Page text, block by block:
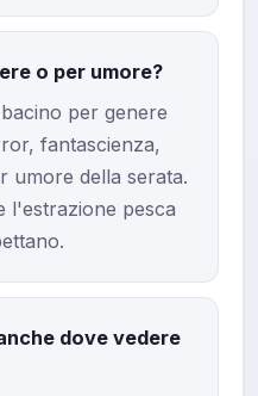
o per umore?
per genere
fantascienza,
umore della serata.
l'estrazione pesca
dove vedere